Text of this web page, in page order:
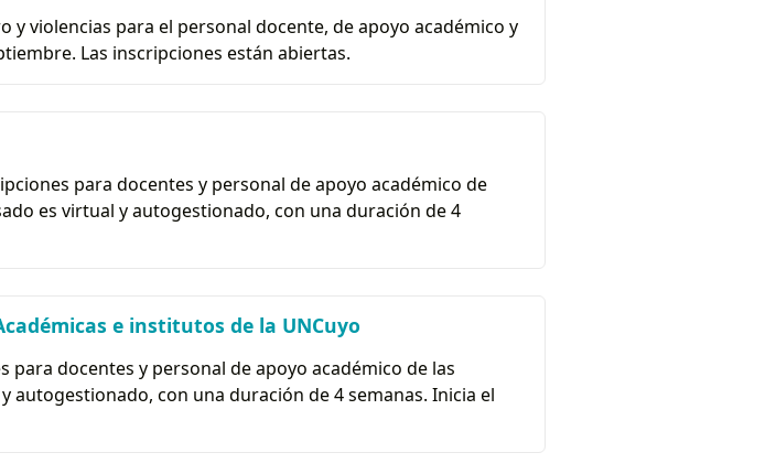
violencias para el personal docente, de apoyo académico y
Las inscripciones están abiertas.
para docentes y personal de apoyo académico de
es virtual y autogestionado, con una duración de 4
e institutos de la UNCuyo
para docentes y personal de apoyo académico de las
autogestionado, con una duración de 4 semanas. Inicia el